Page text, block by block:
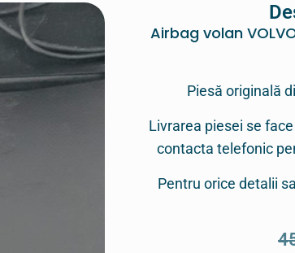
Airbag volan
Piesă originală
Livrarea piesei se
contacta telefonic
Pentru orice detalii